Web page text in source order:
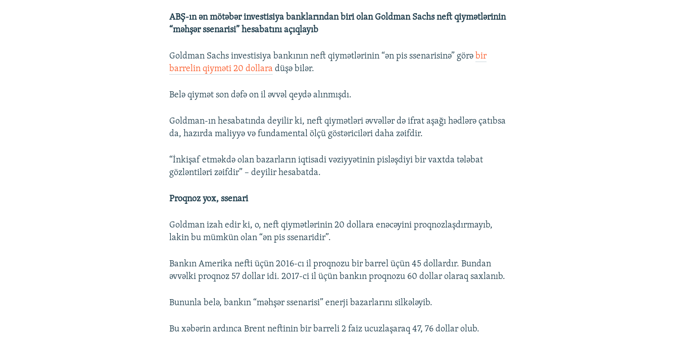
ABŞ-ın ən mötəbər investisiya banklarından biri olan Goldman Sachs neft qiymətlərinin
“məhşər ssenarisi” hesabatını açıqlayıb
Goldman Sachs investisiya bankının neft qiymətlərinin “ən pis ssenarisinə” görə bir
barrelin qiyməti 20 dollara düşə bilər.
Belə qiymət son dəfə on il əvvəl qeydə alınmışdı.
Goldman-ın hesabatında deyilir ki, neft qiymətləri əvvəllər də ifrat aşağı hədlərə çatıbsa
da, hazırda maliyyə və fundamental ölçü göstəriciləri daha zəifdir.
“İnkişaf etməkdə olan bazarların iqtisadi vəziyyətinin pisləşdiyi bir vaxtda tələbat
gözləntiləri zəifdir” – deyilir hesabatda.
Proqnoz yox, ssenari
Goldman izah edir ki, o, neft qiymətlərinin 20 dollara enəcəyini proqnozlaşdırmayıb,
lakin bu mümkün olan “ən pis ssenaridir”.
Bankın Amerika nefti üçün 2016-cı il proqnozu bir barrel üçün 45 dollardır. Bundan
əvvəlki proqnoz 57 dollar idi. 2017-ci il üçün bankın proqnozu 60 dollar olaraq saxlanıb.
Bununla belə, bankın “məhşər ssenarisi” enerji bazarlarını silkələyib.
Bu xəbərin ardınca Brent neftinin bir barreli 2 faiz ucuzlaşaraq 47, 76 dollar olub.